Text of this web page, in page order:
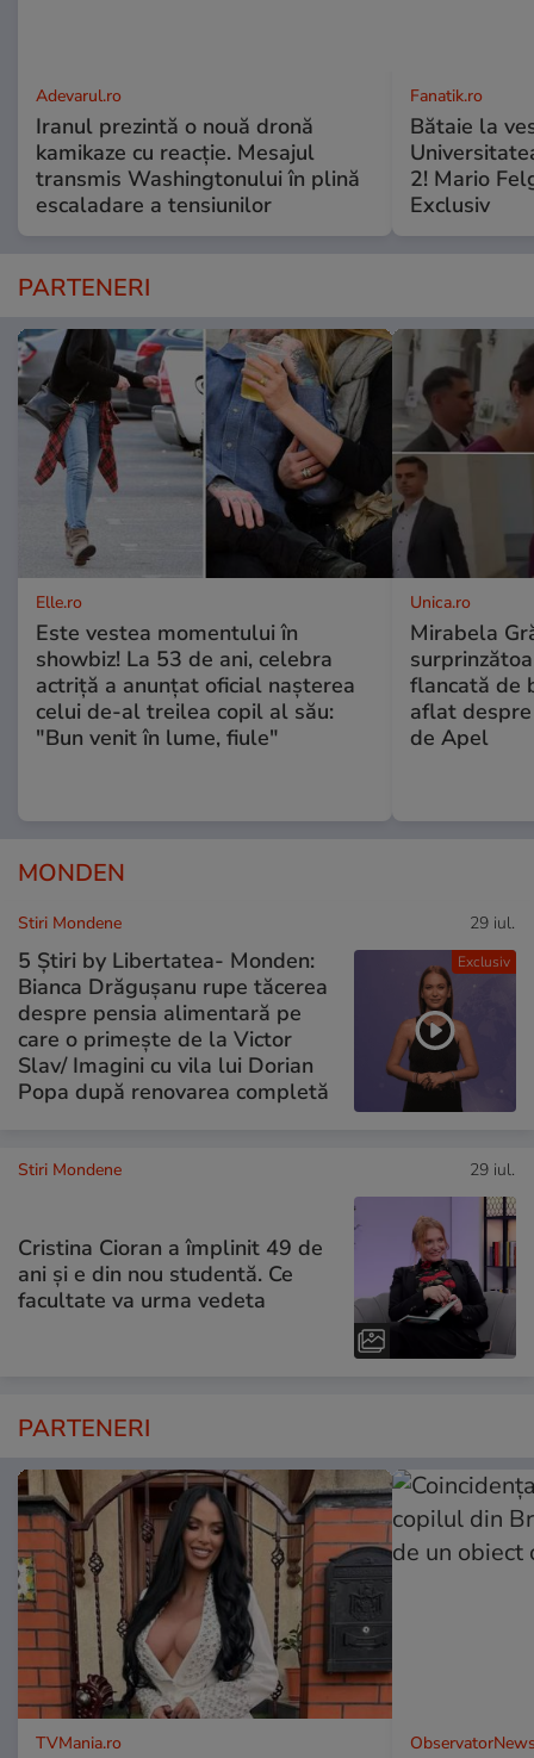
Adevarul.ro
Iranul prezintă o nouă dronă
kamikaze cu reacție. Mesajul
transmis Washingtonului în plină
escaladare a tensiunilor
Fanatik.ro
Bătaie la
2! Mario
Exclusiv
PARTENERI
Elle.ro
Este vestea momentului în
showbiz! La 53 de ani, celebra
actriță a anunțat oficial nașterea
celui de-al treilea copil al său:
"Bun venit în lume, fiule"
Unica.ro
Mirabela
flancată de
aflat
de Apel
MONDEN
Exclusiv
Stiri Mondene 29 iul.
5 Știri by Libertatea- Monden:
Bianca Drăgușanu rupe tăcerea
despre pensia alimentară pe
care o primește de la Victor
Slav/ Imagini cu vila lui Dorian
Popa după renovarea completă
Stiri Mondene 29 iul.
Cristina Cioran a împlinit 49 de
ani și e din nou studentă. Ce
facultate va urma vedeta
PARTENERI
TVMania.ro